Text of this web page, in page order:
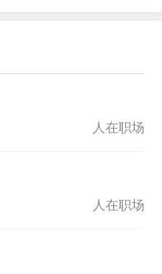
人在职场
人在职场